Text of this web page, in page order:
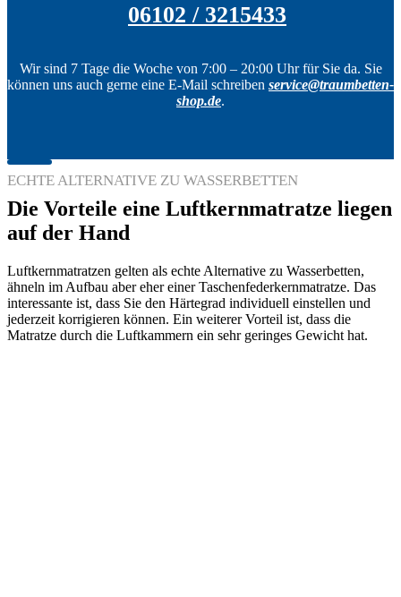
06102 / 3215433
Wir sind 7 Tage die Woche von 7:00 – 20:00 Uhr für Sie da. Sie
können uns auch gerne eine E-Mail schreiben service@traumbetten-
shop.de.
ECHTE ALTERNATIVE ZU WASSERBETTEN
Die Vorteile eine Luftkernmatratze liegen
auf der Hand
Luftkernmatratzen gelten als echte Alternative zu Wasserbetten,
ähneln im Aufbau aber eher einer Taschenfederkernmatratze. Das
interessante ist, dass Sie den Härtegrad individuell einstellen und
jederzeit korrigieren können. Ein weiterer Vorteil ist, dass die
Matratze durch die Luftkammern ein sehr geringes Gewicht hat.